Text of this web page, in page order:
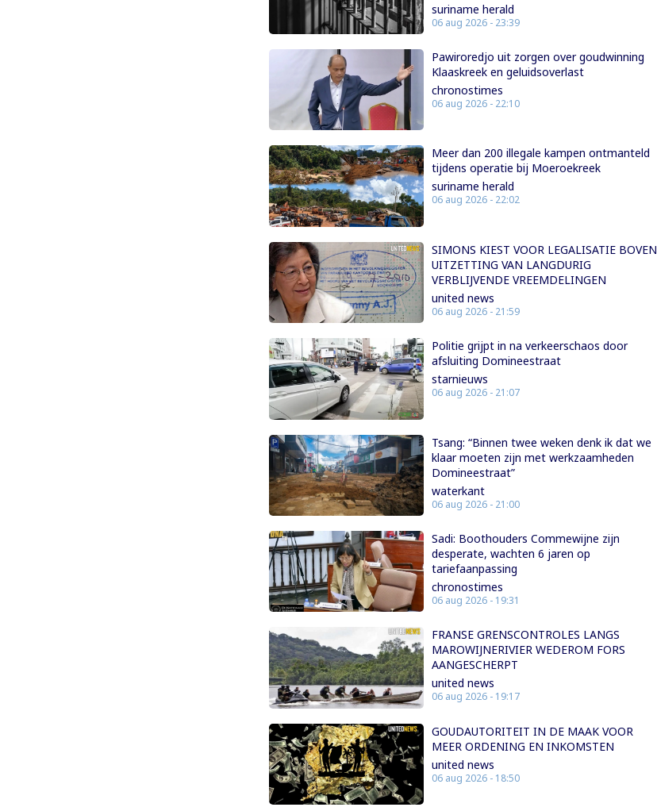
suriname herald
06 aug 2026 - 23:39
Pawiroredjo uit zorgen over goudwinning
Klaaskreek en geluidsoverlast
chronostimes
06 aug 2026 - 22:10
Meer dan 200 illegale kampen ontmanteld
tijdens operatie bij Moeroekreek
suriname herald
06 aug 2026 - 22:02
SIMONS KIEST VOOR LEGALISATIE BOVEN
UITZETTING VAN LANGDURIG
VERBLIJVENDE VREEMDELINGEN
united news
06 aug 2026 - 21:59
Politie grijpt in na verkeerschaos door
afsluiting Domineestraat
starnieuws
06 aug 2026 - 21:07
Tsang: “Binnen twee weken denk ik dat we
klaar moeten zijn met werkzaamheden
Domineestraat”
waterkant
06 aug 2026 - 21:00
Sadi: Boothouders Commewijne zijn
desperate, wachten 6 jaren op
tariefaanpassing
chronostimes
06 aug 2026 - 19:31
FRANSE GRENSCONTROLES LANGS
MAROWIJNERIVIER WEDEROM FORS
AANGESCHERPT
united news
06 aug 2026 - 19:17
GOUDAUTORITEIT IN DE MAAK VOOR
MEER ORDENING EN INKOMSTEN
united news
06 aug 2026 - 18:50